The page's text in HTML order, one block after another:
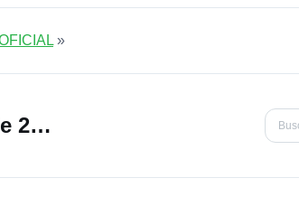
»
Jornal Oficial - Ano de 2025